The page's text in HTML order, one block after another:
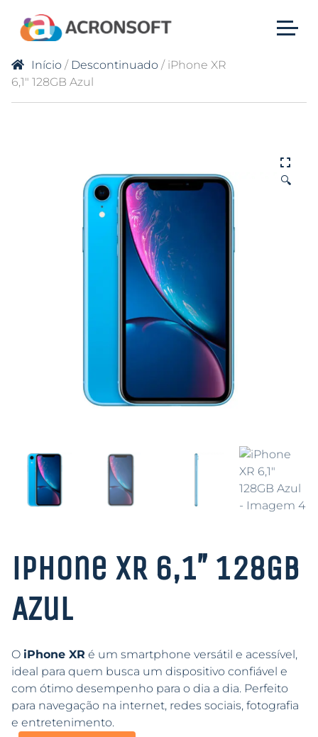
Início / Descontinuado / iPhone XR
6,1″ 128GB Azul
🔍
iPhone XR 6,1″ 128GB
Azul
O iPhone XR é um smartphone versátil e acessível,
ideal para quem busca um dispositivo confiável e
com ótimo desempenho para o dia a dia. Perfeito
para navegação na internet, redes sociais, fotografia
e entretenimento.